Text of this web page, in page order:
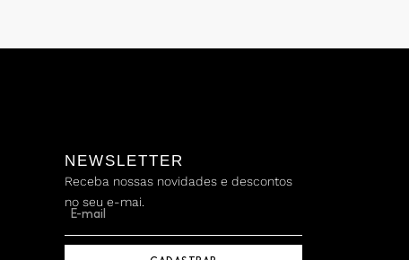
NEWSLETTER
Receba nossas novidades e descontos
no seu e-mai.